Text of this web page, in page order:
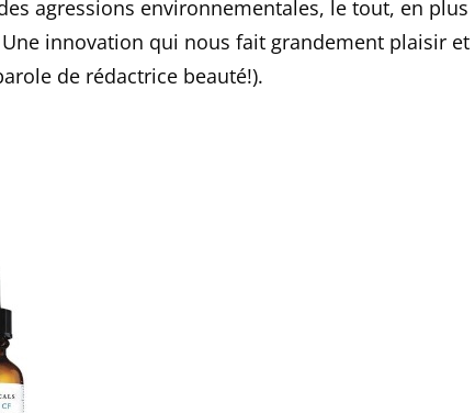
agressions environnementales, le tout, en plus
Une innovation qui nous fait grandement plaisir et
de rédactrice beauté!).